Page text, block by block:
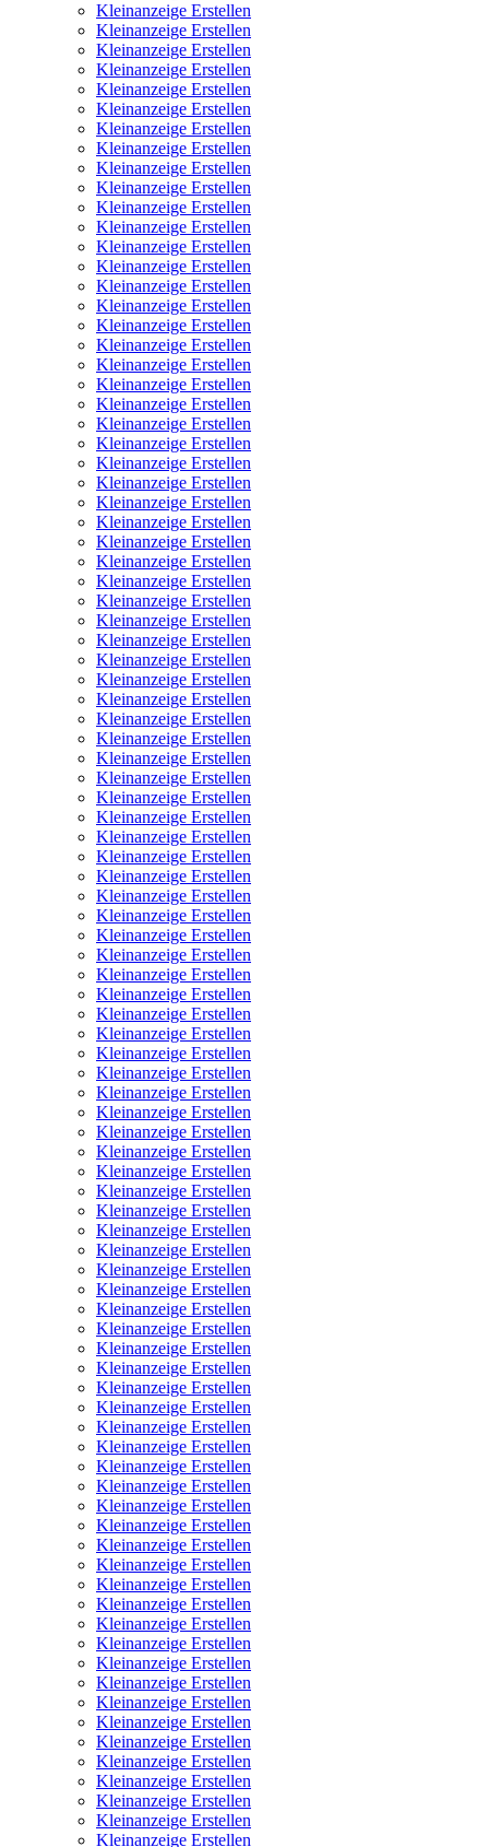
Kleinanzeige Erstellen
Kleinanzeige Erstellen
Kleinanzeige Erstellen
Kleinanzeige Erstellen
Kleinanzeige Erstellen
Kleinanzeige Erstellen
Kleinanzeige Erstellen
Kleinanzeige Erstellen
Kleinanzeige Erstellen
Kleinanzeige Erstellen
Kleinanzeige Erstellen
Kleinanzeige Erstellen
Kleinanzeige Erstellen
Kleinanzeige Erstellen
Kleinanzeige Erstellen
Kleinanzeige Erstellen
Kleinanzeige Erstellen
Kleinanzeige Erstellen
Kleinanzeige Erstellen
Kleinanzeige Erstellen
Kleinanzeige Erstellen
Kleinanzeige Erstellen
Kleinanzeige Erstellen
Kleinanzeige Erstellen
Kleinanzeige Erstellen
Kleinanzeige Erstellen
Kleinanzeige Erstellen
Kleinanzeige Erstellen
Kleinanzeige Erstellen
Kleinanzeige Erstellen
Kleinanzeige Erstellen
Kleinanzeige Erstellen
Kleinanzeige Erstellen
Kleinanzeige Erstellen
Kleinanzeige Erstellen
Kleinanzeige Erstellen
Kleinanzeige Erstellen
Kleinanzeige Erstellen
Kleinanzeige Erstellen
Kleinanzeige Erstellen
Kleinanzeige Erstellen
Kleinanzeige Erstellen
Kleinanzeige Erstellen
Kleinanzeige Erstellen
Kleinanzeige Erstellen
Kleinanzeige Erstellen
Kleinanzeige Erstellen
Kleinanzeige Erstellen
Kleinanzeige Erstellen
Kleinanzeige Erstellen
Kleinanzeige Erstellen
Kleinanzeige Erstellen
Kleinanzeige Erstellen
Kleinanzeige Erstellen
Kleinanzeige Erstellen
Kleinanzeige Erstellen
Kleinanzeige Erstellen
Kleinanzeige Erstellen
Kleinanzeige Erstellen
Kleinanzeige Erstellen
Kleinanzeige Erstellen
Kleinanzeige Erstellen
Kleinanzeige Erstellen
Kleinanzeige Erstellen
Kleinanzeige Erstellen
Kleinanzeige Erstellen
Kleinanzeige Erstellen
Kleinanzeige Erstellen
Kleinanzeige Erstellen
Kleinanzeige Erstellen
Kleinanzeige Erstellen
Kleinanzeige Erstellen
Kleinanzeige Erstellen
Kleinanzeige Erstellen
Kleinanzeige Erstellen
Kleinanzeige Erstellen
Kleinanzeige Erstellen
Kleinanzeige Erstellen
Kleinanzeige Erstellen
Kleinanzeige Erstellen
Kleinanzeige Erstellen
Kleinanzeige Erstellen
Kleinanzeige Erstellen
Kleinanzeige Erstellen
Kleinanzeige Erstellen
Kleinanzeige Erstellen
Kleinanzeige Erstellen
Kleinanzeige Erstellen
Kleinanzeige Erstellen
Kleinanzeige Erstellen
Kleinanzeige Erstellen
Kleinanzeige Erstellen
Kleinanzeige Erstellen
Kleinanzeige Erstellen